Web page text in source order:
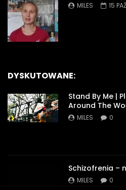
MILES 15
DYSKUTOWANE:
Stand By Me |
Around The
MILES 0
Schizofrenia –
MILES 0